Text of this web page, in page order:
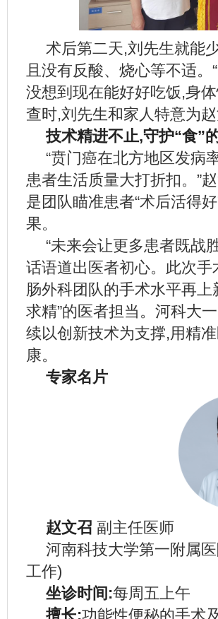
术后第二天,刘先生就能
且没有反酸、烧心等不适
没想到现在能好好吃饭,身
查时,刘先生和家人特意为
技术精进不止,守护“食”
“贲门癌在北方地区发病
患者生活质量大打折扣。”
是团队瞄准患者“术后活得
果。
“未来会让更多患者既战
话语道出医者初心。此次
肠外科团队的手术水平再
求精”的医者担当。河科大
续以创新技术为支撑,用精
康。
专家名片
赵文召 副主任医师
河南科技大学第一附属
工作)
坐诊时间:每周五上午
擅长:功能性便秘的手术